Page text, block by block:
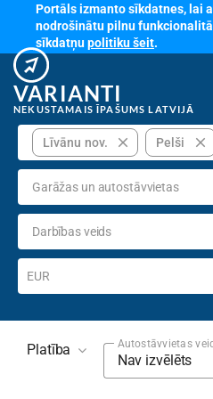
Portāls izmanto sīkdatnes, lai
nodrošinātu pilnu
sīkdatņupolitiku šeit.
VARIANTI
NEKUSTAMAIS ĪPAŠUMS LATVIJĀ
Līvānu nov. close Pelši close
Garāžas un autostāvvietas
Darbības veids
EUR
Platība Autostāvvietas
Nav izvēlēts